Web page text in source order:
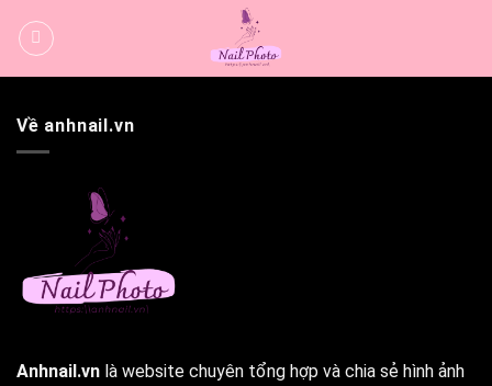
qua
Về anhnail.vn
Anhnail.vn là website chuyên tổng hợp và chia sẻ hình ảnh